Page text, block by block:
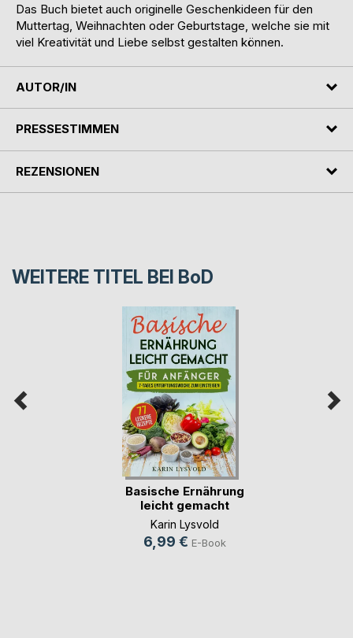
Das Buch bietet auch originelle Geschenkideen für den
Muttertag, Weihnachten oder Geburtstage, welche sie mit
viel Kreativität und Liebe selbst gestalten können.
AUTOR/IN
PRESSESTIMMEN
REZENSIONEN
WEITERE TITEL BEI BoD
Basische Ernährung
leicht gemacht
Karin Lysvold
6,99 € E-Book